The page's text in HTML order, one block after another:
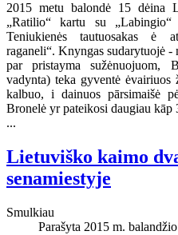
2015 metu balondė 15 dėina
„Ratilio“ kartu su „Labingio“
Teniukienės tautuosakas ė
raganeli“. Knyngas sudarytuojė
par pristayma sužėnuojuom,
vadynta) teka gyventė ėvairiuos
kalbuo, i dainuos pārsimaišė
Bronelė yr pateikosi daugiau kāp
...
Lietuviško kaimo
senamiestyje
Smulkiau
Parašyta 2015 m.